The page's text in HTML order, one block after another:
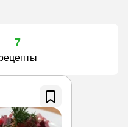
7